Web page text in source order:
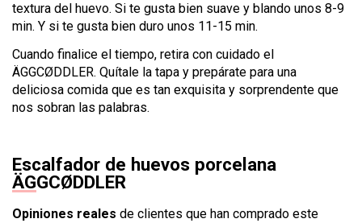
textura del huevo. Si te gusta bien suave y blando unos 8-9
min. Y si te gusta bien duro unos 11-15 min.
Cuando finalice el tiempo, retira con cuidado el
ÄGGCØDDLER. Quítale la tapa y prepárate para una
deliciosa comida que es tan exquisita y sorprendente que
nos sobran las palabras.
Escalfador de huevos porcelana
ÄGGCØDDLER
Opiniones reales de clientes que han comprado este